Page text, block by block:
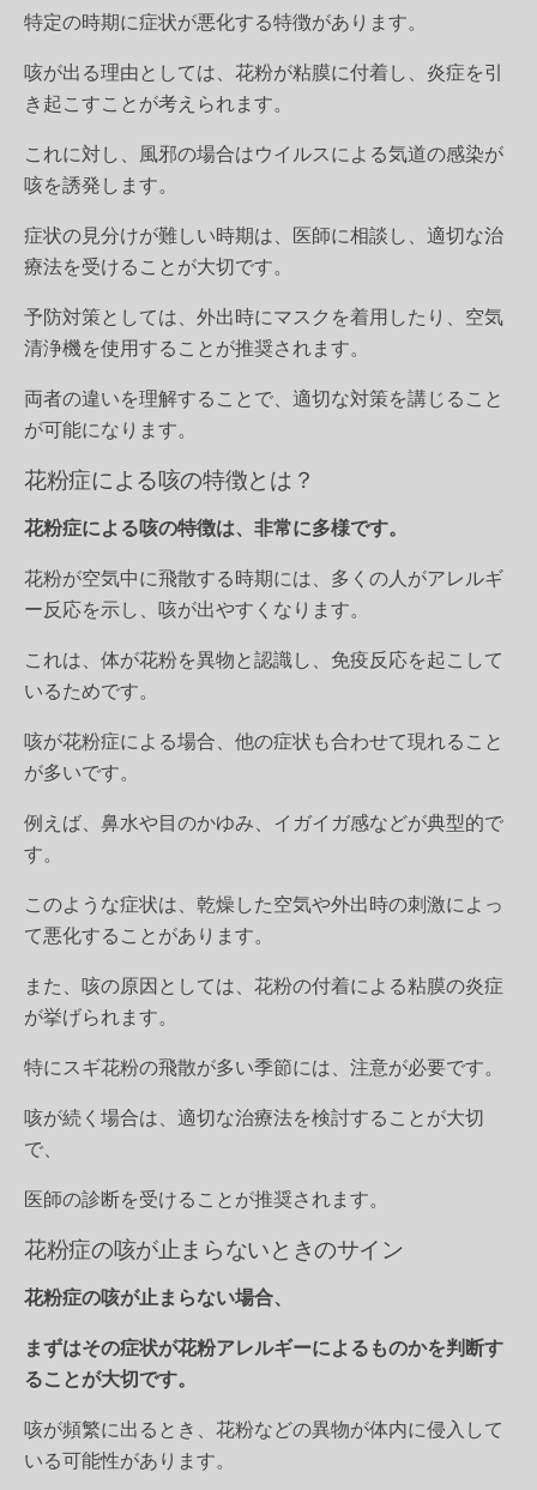
特定の時期に症状が悪化する特徴があります。
咳が出る理由としては、花粉が粘膜に付着し、炎症を引
き起こすことが考えられます。
これに対し、風邪の場合はウイルスによる気道の感染が
咳を誘発します。
症状の見分けが難しい時期は、医師に相談し、適切な治
療法を受けることが大切です。
予防対策としては、外出時にマスクを着用したり、空気
清浄機を使用することが推奨されます。
両者の違いを理解することで、適切な対策を講じること
が可能になります。
花粉症による咳の特徴とは？
花粉症による咳の特徴は、非常に多様です。
花粉が空気中に飛散する時期には、多くの人がアレルギ
ー反応を示し、咳が出やすくなります。
これは、体が花粉を異物と認識し、免疫反応を起こして
いるためです。
咳が花粉症による場合、他の症状も合わせて現れること
が多いです。
例えば、鼻水や目のかゆみ、イガイガ感などが典型的で
す。
このような症状は、乾燥した空気や外出時の刺激によっ
て悪化することがあります。
また、咳の原因としては、花粉の付着による粘膜の炎症
が挙げられます。
特にスギ花粉の飛散が多い季節には、注意が必要です。
咳が続く場合は、適切な治療法を検討することが大切
で、
医師の診断を受けることが推奨されます。
花粉症の咳が止まらないときのサイン
花粉症の咳が止まらない場合、
まずはその症状が花粉アレルギーによるものかを判断す
ることが大切です。
咳が頻繁に出るとき、花粉などの異物が体内に侵入して
いる可能性があります。